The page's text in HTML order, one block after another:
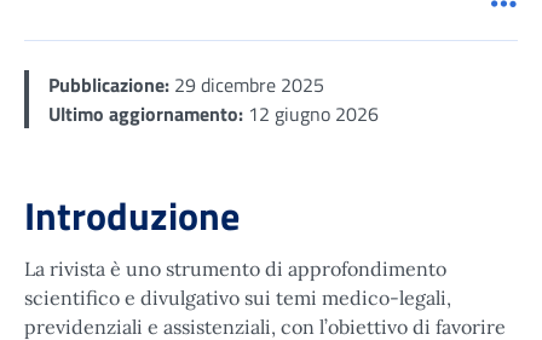
Pubblicazione: 29 dicembre 2025
Ultimo aggiornamento: 12 giugno 2026
Introduzione
La rivista è uno strumento di approfondimento
scientifico e divulgativo sui temi medico-legali,
previdenziali e assistenziali, con l’obiettivo di favorire